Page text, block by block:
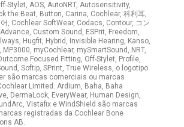
Stylet, AOS, AutoNRT, Autosensitivity,
the Beat, Button, Carina, Cochlear, 科利耳,
, Cochlear SoftWear, Codacs, Contour, コン
Custom Sound, ESPrit, Freedom,
Hugfit, Hybrid, Invisible Hearing, Kanso,
MP3000, myCochlear, mySmartSound, NRT,
Focused Fitting, Off-Stylet, Profile,
Softip, SPrint, True Wireless, o logotipo
são marcas comerciais ou marcas
Limited. Ardium, Baha, Baha
DermaLock, EveryWear, Human Design,
Vistafix e WindShield são marcas
registradas da Cochlear Bone
AB.